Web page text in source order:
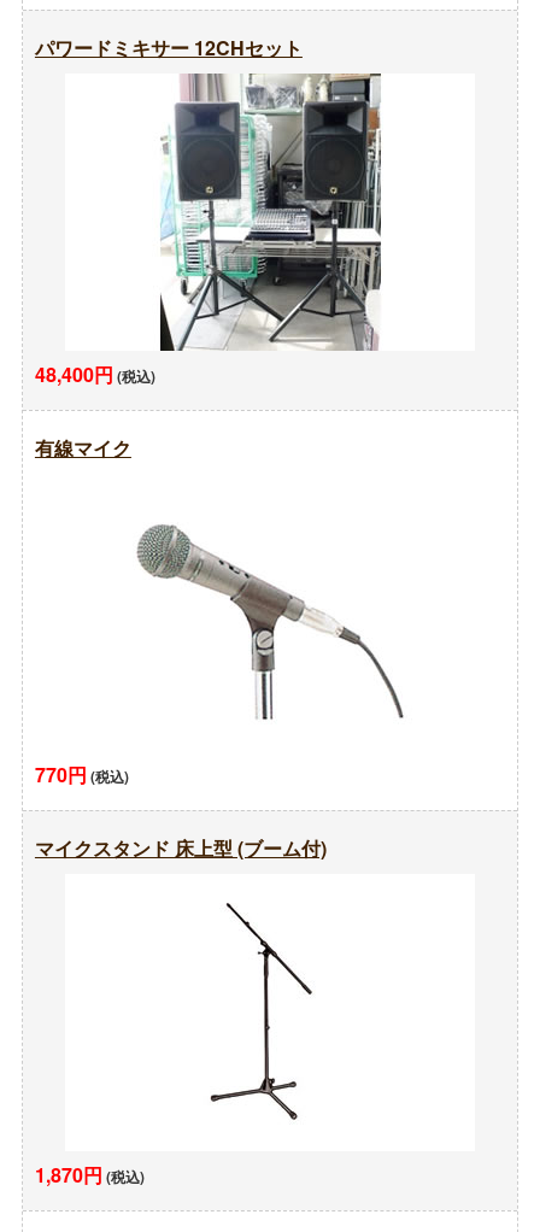
パワードミキサー 12CHセット
48,400円 (税込)
有線マイク
770円 (税込)
マイクスタンド 床上型 (ブーム付)
1,870円 (税込)